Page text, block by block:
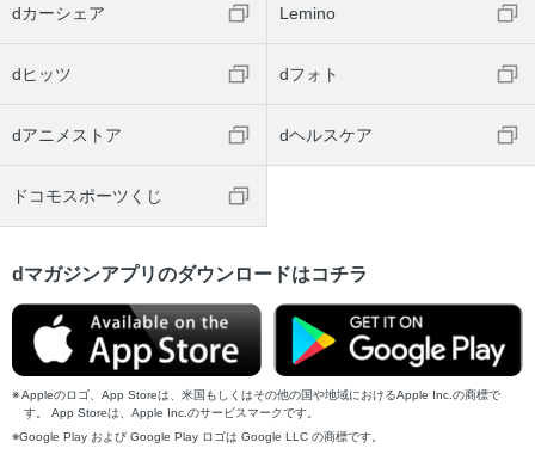
dカーシェア Lemino
dヒッツ dフォト
dアニメストア dヘルスケア
ドコモスポーツくじ
dマガジンアプリのダウンロードはコチラ
Appleのロゴ、App Storeは、米国もしくはその他の国や地域におけるApple Inc.の商標で
す。 App Storeは、Apple Inc.のサービスマークです。
Google Play および Google Play ロゴは Google LLC の商標です。